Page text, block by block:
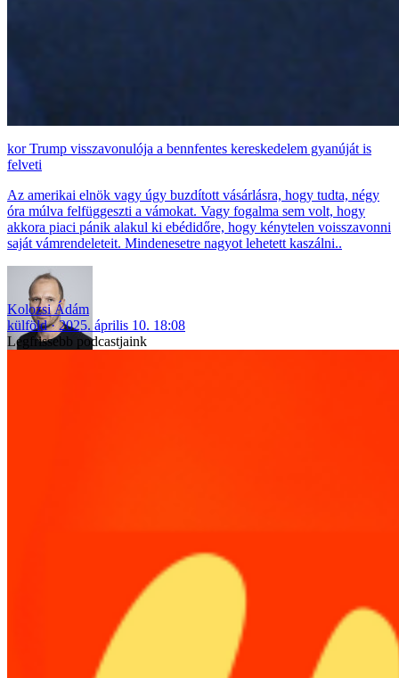
Trump visszavonulója a bennfentes kereskedelem gyanúját is
felveti
Az amerikai elnök vagy úgy buzdított vásárlásra, hogy tudta, négy
óra múlva felfüggeszti a vámokat. Vagy fogalma sem volt, hogy
akkora piaci pánik alakul ki ebédidőre, hogy kénytelen voisszavonni
saját vámrendeleteit. Mindenesetre nagyot lehetett kaszálni..
Kolozsi Ádám
külföld
2025. április 10. 18:08
Legfrissebb podcastjaink